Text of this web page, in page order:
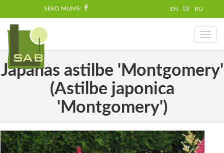
SEKO MUMS: EN LV RU
Toggle
Japānas astilbe 'Montgomery'
(Astilbe japonica
'Montgomery')